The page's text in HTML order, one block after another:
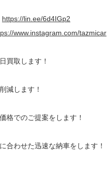
https://lin.ee/6d4IGp2
www.instagram.com/tazmicar
買取します！
減します！
格でのご提案をします！
合わせた迅速な納車をします！